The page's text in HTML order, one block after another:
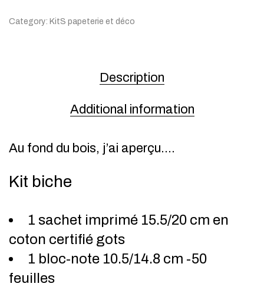
Category: KitS papeterie et déco
Description
Additional information
Au fond du bois, j’ai aperçu….
Kit biche
1 sachet imprimé 15.5/20 cm en
coton certifié gots
1 bloc-note 10.5/14.8 cm -50
feuilles